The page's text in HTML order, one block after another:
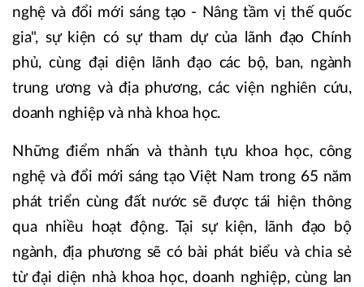
nghệ và đổi mới sáng tạo - Nâng tầm vị thế quốc
gia", sự kiện có sự tham dự của lãnh đạo Chính
phủ, cùng đại diện lãnh đạo các bộ, ban, ngành
trung ương và địa phương, các viện nghiên cứu,
doanh nghiệp và nhà khoa học.
Những điểm nhấn và thành tựu khoa học, công
nghệ và đổi mới sáng tạo Việt Nam trong 65 năm
phát triển cùng đất nước sẽ được tái hiện thông
qua nhiều hoạt động. Tại sự kiện, lãnh đạo bộ
ngành, địa phương sẽ có bài phát biểu và chia sẻ
từ đại diện nhà khoa học, doanh nghiệp, cùng lan